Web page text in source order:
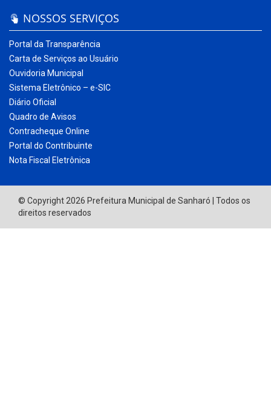
NOSSOS SERVIÇOS
Portal da Transparência
Carta de Serviços ao Usuário
Ouvidoria Municipal
Sistema Eletrônico – e-SIC
Diário Oficial
Quadro de Avisos
Contracheque Online
Portal do Contribuinte
Nota Fiscal Eletrônica
© Copyright 2026 Prefeitura Municipal de Sanharó | Todos os
direitos reservados